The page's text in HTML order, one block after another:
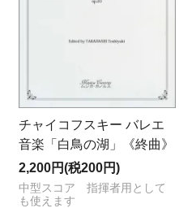
チャイコフスキー バレエ
音楽「白鳥の湖」《終曲》
2,200円(税200円)
中型スコア 指揮者用として
も使えます